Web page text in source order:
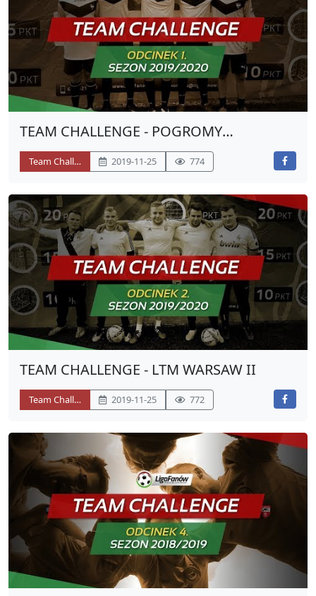
TEAM CHALLENGE - POGROMY
POPRZECZEK
Team Challenge 2019-11-25 774
TEAM CHALLENGE - LTM WARSAW II
Team Challenge 2019-11-25 772